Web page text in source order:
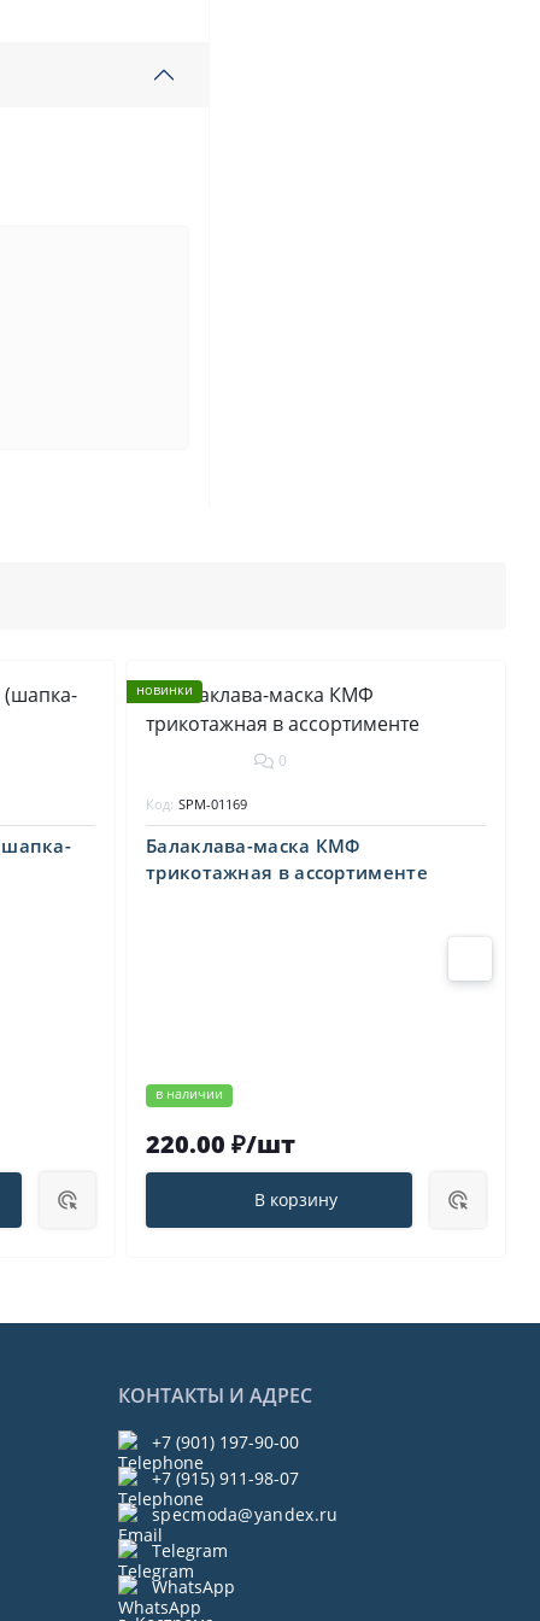
новинки
0
Балаклава-маска КМФ
трикотажная в ассортименте
в наличии
Код: SPM-01169
220.00 ₽/шт
В корзину
КОНТАКТЫ И АДРЕС
+7 (901) 197-90-00
+7 (915) 911-98-07
specmoda@yandex.ru
Telegram
WhatsApp